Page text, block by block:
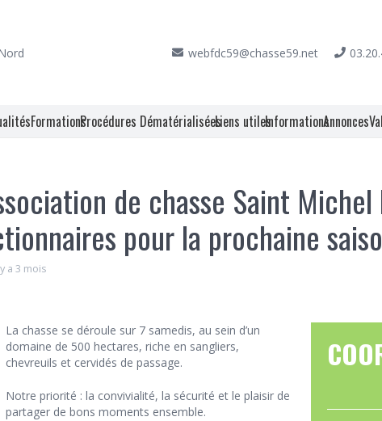
webfdc59@chasse59.net
FormationsProcédures DématérialiséesLiens utilesInformationsAnnonces
de chasse Saint
pour la prochaine
a 3 mois
La chasse se déroule sur 7 samedis, au sein d’un
domaine de 500 hectares, riche en sangliers,
chevreuils et cervidés de passage.
Notre priorité : la convivialité, la sécurité et le plaisir de
partager de bons moments ensemble.